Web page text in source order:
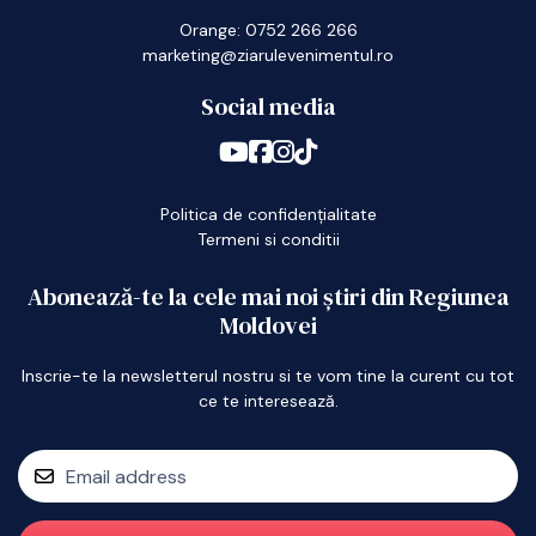
Orange: 0752 266 266
marketing@ziarulevenimentul.ro
Social media
Politica de confidențialitate
Termeni si conditii
Abonează-te la cele mai noi știri din Regiunea
Moldovei
Inscrie-te la newsletterul nostru si te vom tine la curent cu tot
ce te interesează.